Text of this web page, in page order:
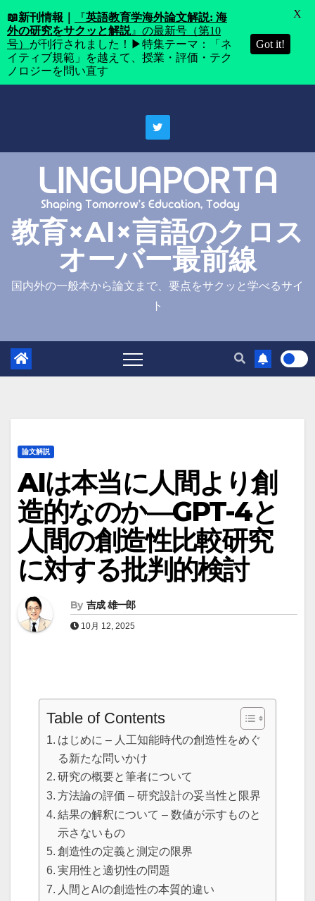
教育×AI×言語のクロス
オーバー最前線
国内外の一般本から論文まで、要点をサクッと学べるサイ
ト
論文解説
AIは本当に人間より創
造的なのか―GPT-4と
人間の創造性比較研究
に対する批判的検討
By 吉成 雄一郎
10月 12, 2025
Table of Contents
はじめに – 人工知能時代の創造性をめぐ
る新たな問いかけ
研究の概要と筆者について
方法論の評価 – 研究設計の妥当性と限界
結果の解釈について – 数値が示すものと
示さないもの
創造性の定義と測定の限界
実用性と適切性の問題
人間とAIの創造性の本質的違い
📖新刊情報｜ 『英語教育学海外論文解説: 海
外の研究をサクッと解説』の最新号（第10
号） が刊行されました！▶特集テーマ：「ネ
イティブ規範」を越えて、授業・評価・テク
ノロジーを問い直す
Got it!
X